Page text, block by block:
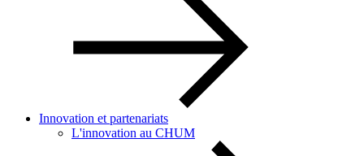
Innovation et partenariats
L'innovation au CHUM